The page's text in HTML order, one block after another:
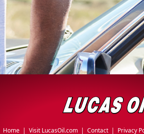
Home | Visit LucasOil.com| Contact| Privacy